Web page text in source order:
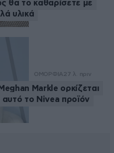
θα το καθαρίσετε με
υλικά
ΟΜΟΡΦΙΑ 27 λ. πριν
Markle ορκίζεται
αυτό το Nivea προϊόν